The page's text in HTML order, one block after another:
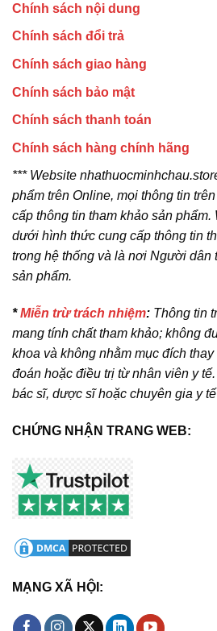
Chính sách nội dung
Chính sách đổi trả
Chính sách giao hàng
Chính sách bảo mật
Chính sách thanh toán
Chính sách hàng chính hãng
*** Website
phẩm trên Online, mọi thông tin
cấp thông tin tham khảo sản phẩm.
dưới hình thức cung cấp thông tin
trong hệ thống và là nơi Người dân
sản phẩm.
*Miễn trừ trách nhiệm: Thông tin
mang tính chất tham khảo; không
khoa và không nhằm mục đích
đoán hoặc điều trị từ nhân viên y
bác sĩ, dược sĩ hoặc chuyên gia y
CHỨNG NHẬN TRANG WEB:
MẠNG XÃ HỘI: